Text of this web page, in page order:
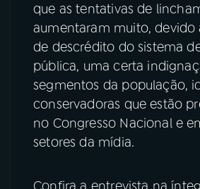
que as tentativas de
aumentaram muito, devido
de descrédito do sistema
pública, uma certa
segmentos da população,
conservadoras que estão
no Congresso Nacional e
setores da mídia.